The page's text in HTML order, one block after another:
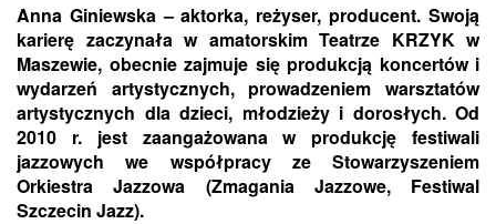
Anna Giniewska – aktorka, reżyser, producent. Swoją
karierę zaczynała w amatorskim Teatrze KRZYK w
Maszewie, obecnie zajmuje się produkcją koncertów i
wydarzeń artystycznych, prowadzeniem warsztatów
artystycznych dla dzieci, młodzieży i dorosłych. Od
2010 r. jest zaangażowana w produkcję festiwali
jazzowych we współpracy ze Stowarzyszeniem
Orkiestra Jazzowa (Zmagania Jazzowe, Festiwal
Szczecin Jazz).